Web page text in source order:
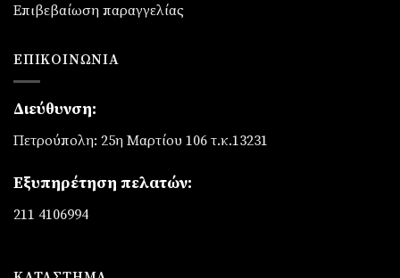
Επιβεβαίωση παραγγελίας
ΕΠΙΚΟΙΝΩΝΊΑ
Διεύθυνση:
Πετρούπολη: 25η Μαρτίου 106 τ.κ.13231
Εξυπηρέτηση πελατών:
211 4106994